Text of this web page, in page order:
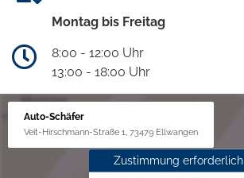
Montag bis Freitag
8:00 - 12:00 Uhr
13:00 - 18:00 Uhr
Auto-Schäfer
Veit-Hirschmann-Straße 1, 73479 Ellwangen
Zustimmung erforderlich